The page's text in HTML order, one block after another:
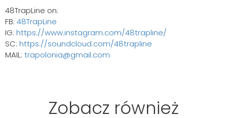
48TrapLine on:
FB: 48TrapLine
IG: https://www.instagram.com/48trapline/
SC: https://soundcloud.com/48trapline
MAIL: trapolonia@gmail.com
Zobacz również